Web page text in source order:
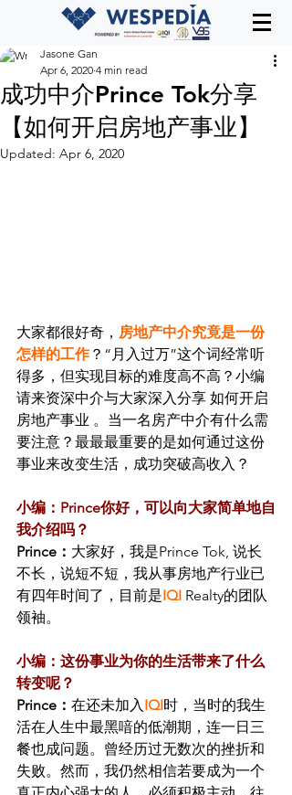
成功中介Prince Tok分享
【如何开启房地产事业】
Jasone Gan
Apr 6, 2020 4 min read
Updated: Apr 6, 2020
大家都很好奇， 房地产中介究竟是一份
怎样的工作？“月入过万”这个词经常听
得多，但实现目标的难度高不高？小编
请来资深中介与大家深入分享 如何开启
房地产事业 。当一名房产中介有什么需
要注意？最最最重要的是如何通过这份
事业来改变生活，成功突破高收入？
小编：Prince你好，可以向大家简单地自
我介绍吗？
Prince： 大家好，我是Prince Tok, 说长
不长，说短不短，我从事房地产行业已
有四年时间了，目前是IQI Realty的团队
领袖。
小编：这份事业为你的生活带来了什么
转变呢？
Prince： 在还未加入 IQI时，当时的我生
活在人生中最黑喑的低潮期，连一日三
餐也成问题。曾经历过无数次的挫折和
失败。然而，我仍然相信若要成为一个